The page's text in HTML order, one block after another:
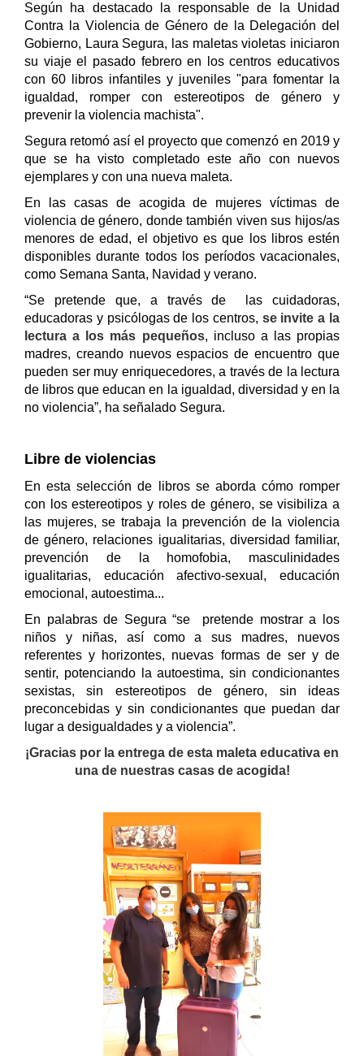
Según ha destacado la responsable de la Unidad
Contra la Violencia de Género de la Delegación del
Gobierno, Laura Segura, las maletas violetas iniciaron
su viaje el pasado febrero en los centros educativos
con 60 libros infantiles y juveniles "para fomentar la
igualdad, romper con estereotipos de género y
prevenir la violencia machista".
Segura retomó así el proyecto que comenzó en 2019 y
que se ha visto completado este año con nuevos
ejemplares y con una nueva maleta.
En las casas de acogida de mujeres víctimas de
violencia de género, donde también viven sus hijos/as
menores de edad, el objetivo es que los libros estén
disponibles durante todos los períodos vacacionales,
como Semana Santa, Navidad y verano.
“Se pretende que, a través de las cuidadoras,
educadoras y psicólogas de los centros, se invite a la
lectura a los más pequeños, incluso a las propias
madres, creando nuevos espacios de encuentro que
pueden ser muy enriquecedores, a través de la lectura
de libros que educan en la igualdad, diversidad y en la
no violencia”, ha señalado Segura.
Libre de violencias
En esta selección de libros se aborda cómo romper
con los estereotipos y roles de género, se visibiliza a
las mujeres, se trabaja la prevención de la violencia
de género, relaciones igualitarias, diversidad familiar,
prevención de la homofobia, masculinidades
igualitarias, educación afectivo-sexual, educación
emocional, autoestima...
En palabras de Segura “se pretende mostrar a los
niños y niñas, así como a sus madres, nuevos
referentes y horizontes, nuevas formas de ser y de
sentir, potenciando la autoestima, sin condicionantes
sexistas, sin estereotipos de género, sin ideas
preconcebidas y sin condicionantes que puedan dar
lugar a desigualdades y a violencia”.
¡Gracias por la entrega de esta maleta educativa en
una de nuestras casas de acogida!